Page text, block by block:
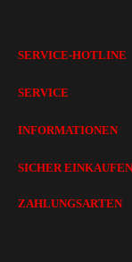
SERVICE-HOTLINE
SERVICE
INFORMATIONEN
SICHER EINKAUFEN
ZAHLUNGSARTEN